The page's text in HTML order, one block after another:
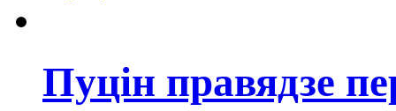
Пуцін правядзе